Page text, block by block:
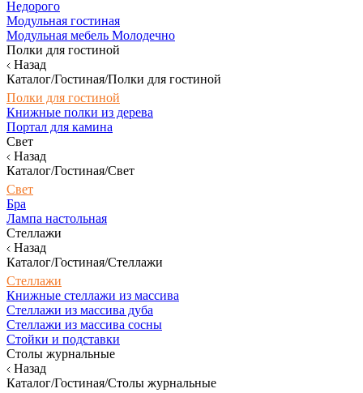
Недорого
Модульная гостиная
Модульная мебель Молодечно
Полки для гостиной
Назад
Каталог/Гостиная/Полки для гостиной
Полки для гостиной
Книжные полки из дерева
Портал для камина
Свет
Назад
Каталог/Гостиная/Свет
Свет
Бра
Лампа настольная
Стеллажи
Назад
Каталог/Гостиная/Стеллажи
Стеллажи
Книжные стеллажи из массива
Стеллажи из массива дуба
Стеллажи из массива сосны
Стойки и подставки
Столы журнальные
Назад
Каталог/Гостиная/Столы журнальные